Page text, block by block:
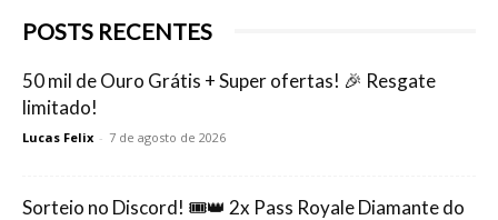
POSTS RECENTES
50 mil de Ouro Grátis + Super ofertas! 🎉 Resgate
limitado!
Lucas Felix - 7 de agosto de 2026
Sorteio no Discord! 🎟️👑 2x Pass Royale Diamante do